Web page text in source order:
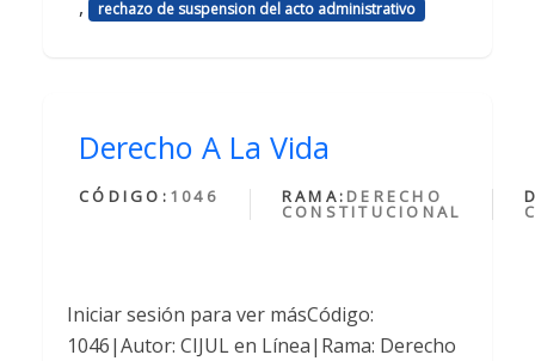
, rechazo de suspension del acto administrativo
Derecho A La Vida
CÓDIGO: 1046 RAMA: DERECHO
CONSTITUCIONAL
Iniciar sesión para ver másCódigo:
1046|Autor: CIJUL en Línea|Rama: Derecho